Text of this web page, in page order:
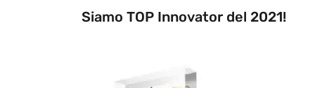
Siamo TOP Innovator del 2021!